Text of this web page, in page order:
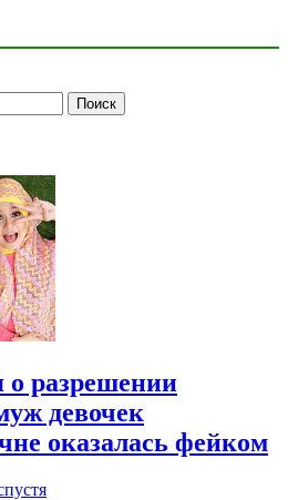
разрешении
девочек
оказалась фейком